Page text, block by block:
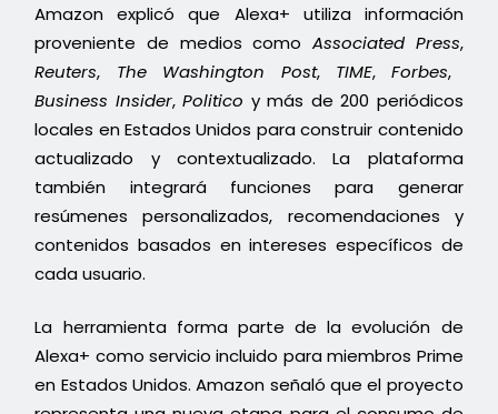
Amazon explicó que Alexa+ utiliza información
proveniente de medios como Associated Press,
Reuters, The Washington Post, TIME,Forbes,
Business Insider,Politico y más de 200 periódicos
locales en Estados Unidos para construir contenido
actualizado y contextualizado. La plataforma
también integrará funciones para generar
resúmenes personalizados, recomendaciones y
contenidos basados en intereses específicos de
cada usuario.
La herramienta forma parte de la evolución de
Alexa+ como servicio incluido para miembros Prime
en Estados Unidos. Amazon señaló que el proyecto